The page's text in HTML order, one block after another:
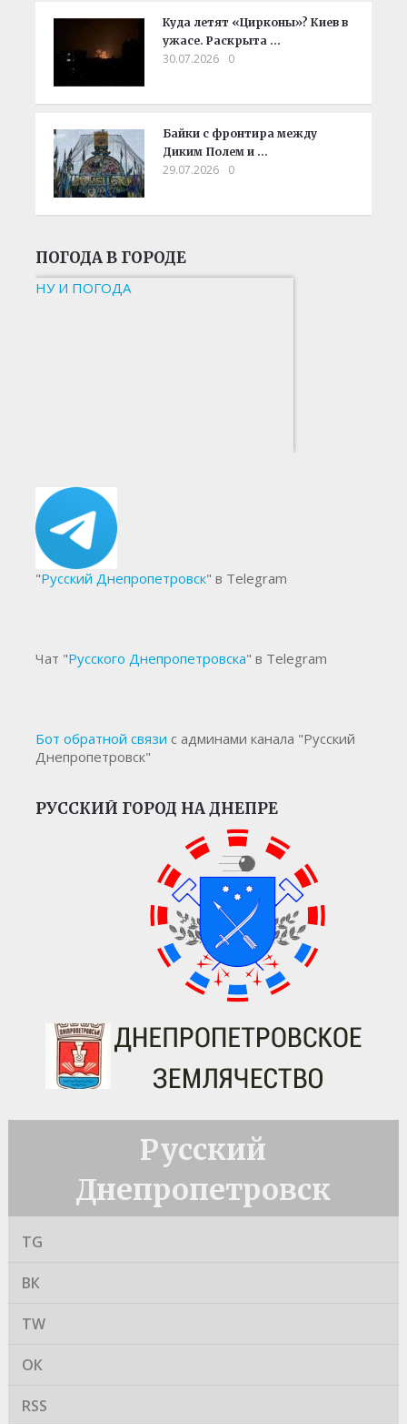
Куда летят «Цирконы»? Киев в
ужасе. Раскрыта …
30.07.2026 0
Байки с фронтира между
Диким Полем и …
29.07.2026 0
ПОГОДА В ГОРОДЕ
НУ И ПОГОДА
"Русский Днепропетровск" в Telegram
Чат "Русского Днепропетровска" в Telegram
Бот обратной связи с админами канала "Русский
Днепропетровск"
РУССКИЙ ГОРОД НА ДНЕПРЕ
Русский
Днепропетровск
TG
ВК
TW
ОК
RSS